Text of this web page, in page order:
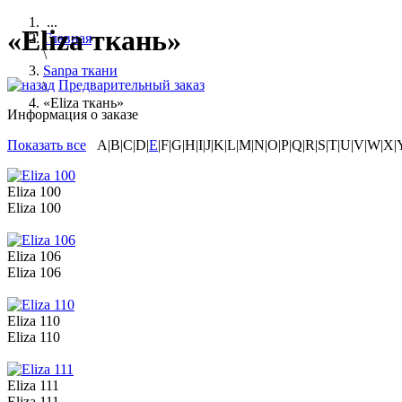
...
Главная
\
Sanpa ткани
\
«Eliza ткань»
«Eliza ткань»
Предварительный заказ
Информация о заказе
Показать все A|B|C|D|E
Eliza 100
Eliza 100
Eliza 106
Eliza 106
Eliza 110
Eliza 110
Eliza 111